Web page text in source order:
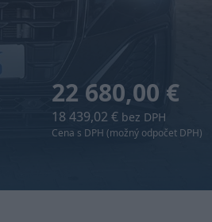
22 680,00 €
18 439,02 € bez DPH
Cena s DPH (možný odpočet DPH)